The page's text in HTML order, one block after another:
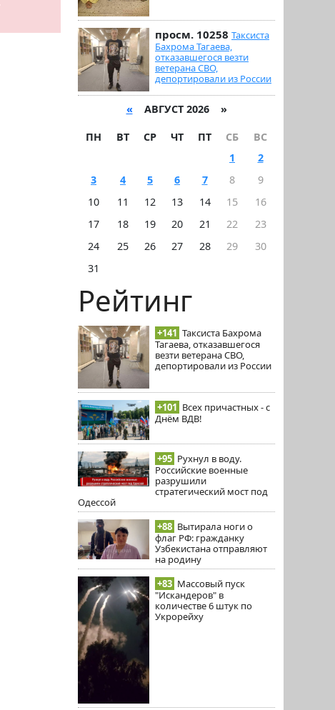
просм. 10258 Таксиста
Бахрома Тагаева,
отказавшегося везти
ветерана СВО,
депортировали из России
« АВГУСТ 2026 »
ПН ВТ СР ЧТ ПТ СБ
ВС
1
2
3
4 5 6 7 8
9
10
11 12 13 14 15
16
17
18 19 20 21 22
23
24
25 26 27 28 29
30
31
Рейтинг
+141 Таксиста Бахрома
Тагаева, отказавшегося
везти ветерана СВО,
депортировали из России
+101 Всех причастных - с
Днём ВДВ!
+95 Рухнул в воду.
Российские военные
разрушили
стратегический мост под
Одессой
+88 Вытирала ноги о
флаг РФ: гражданку
Узбекистана отправляют
на родину
+83 Массовый пуск
"Искандеров" в
количестве 6 штук по
Укрорейху